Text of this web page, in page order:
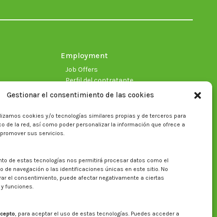
Gestionar el consentimiento de las cookies
cookies y/o tecnologías similares propias y de terceros para
de la red, así como poder personalizar la información que ofrece a
sus servicios.
de estas tecnologías nos permitirá procesar datos como el
de navegación o las identificaciones únicas en este sitio. No
el consentimiento, puede afectar negativamente a ciertas
funciones.
, para aceptar el uso de estas tecnologías. Puedes acceder a
new new new new new new
Employment
Job Offers
Perfil del contratante
Search on CITA website
Search: